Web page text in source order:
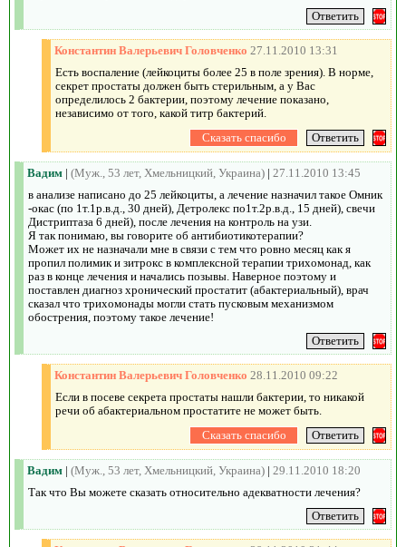
Константин Валерьевич Головченко 27.11.2010 13:31
Есть воспаление (лейкоциты более 25 в поле зрения). В норме,
секрет простаты должен быть стерильным, а у Вас
определилось 2 бактерии, поэтому лечение показано,
независимо от того, какой титр бактерий.
Вадим | (Муж., 53 лет, Хмельницкий, Украина) | 27.11.2010 13:45
в анализе написано до 25 лейкоциты, а лечение назначил такое Омник
-окас (по 1т.1р.в.д., 30 дней), Детролекс по1т.2р.в.д., 15 дней), свечи
Дистриптаза 6 дней), после лечения на контроль на узи.
Я так понимаю, вы говорите об антибиотикотерапии?
Может их не назначали мне в связи с тем что ровно месяц как я
пропил полимик и зитрокс в комплексной терапии трихомонад, как
раз в конце лечения и начались позывы. Наверное поэтому и
поставлен диагноз хронический простатит (абактериальный), врач
сказал что трихомонады могли стать пусковым механизмом
обострения, поэтому такое лечение!
Константин Валерьевич Головченко 28.11.2010 09:22
Если в посеве секрета простаты нашли бактерии, то никакой
речи об абактериальном простатите не может быть.
Вадим | (Муж., 53 лет, Хмельницкий, Украина) | 29.11.2010 18:20
Так что Вы можете сказать относительно адекватности лечения?